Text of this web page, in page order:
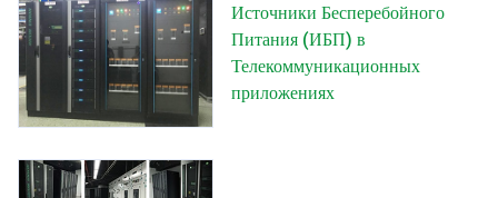
Источники Бесперебойного
Питания (ИБП) в
Телекоммуникационных
приложениях